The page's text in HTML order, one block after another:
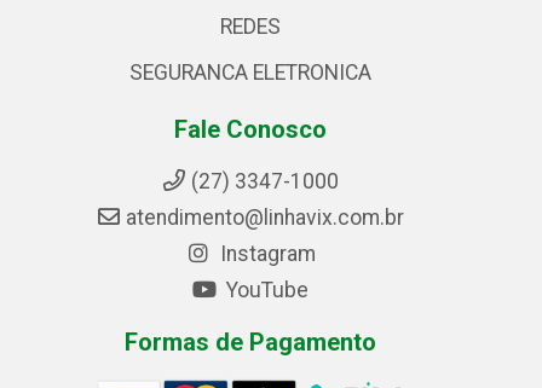
REDES
SEGURANCA ELETRONICA
Fale Conosco
(27) 3347-1000
atendimento@linhavix.com.br
Instagram
YouTube
Formas de Pagamento